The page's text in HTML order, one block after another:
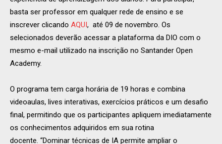
basta ser professor em qualquer rede de ensino e se
inscrever clicando AQUI, até 09 de novembro. Os
selecionados deverão acessar a plataforma da DIO com o
mesmo e-mail utilizado na inscrição no Santander Open
Academy.
O programa tem carga horária de 19 horas e combina
videoaulas, lives interativas, exercícios práticos e um desafio
final, permitindo que os participantes apliquem imediatamente
os conhecimentos adquiridos em sua rotina
docente. “Dominar técnicas de IA permite ampliar o